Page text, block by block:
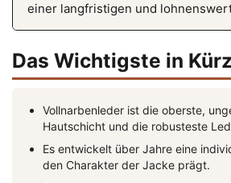
einer langfristigen und
Das Wichtigste in
Vollnarbenleder ist die oberste,
Hautschicht und die robusteste
Es entwickelt über Jahre eine
den Charakter der Jacke prägt.